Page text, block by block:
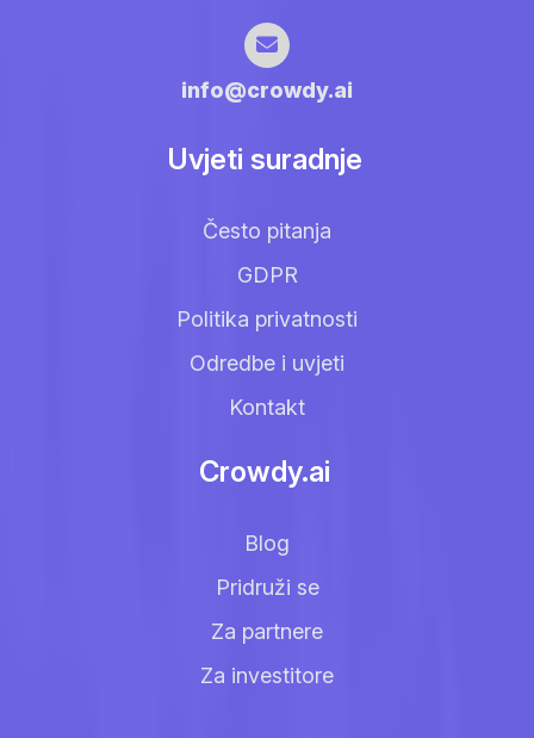
info@crowdy.ai
Uvjeti suradnje
Često pitanja
GDPR
Politika privatnosti
Odredbe i uvjeti
Kontakt
Crowdy.ai
Blog
Pridruži se
Za partnere
Za investitore